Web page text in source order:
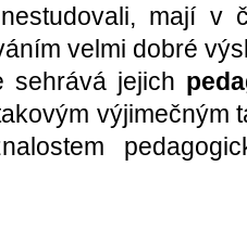
mají v
velmi dobré
sehrává jejich
výjimečným